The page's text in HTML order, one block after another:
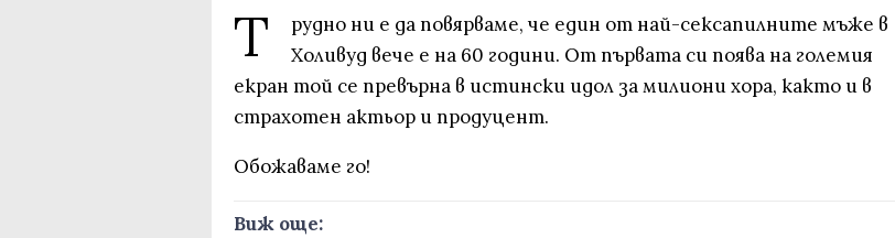
Т
рудно ни е да повярваме, че един от най-сексапилните мъже в
Холивуд вече е на 60 години. От първата си поява на големия
екран той се превърна в истински идол за милиони хора, както и в
страхотен актьор и продуцент.
Обожаваме го!
Виж още: